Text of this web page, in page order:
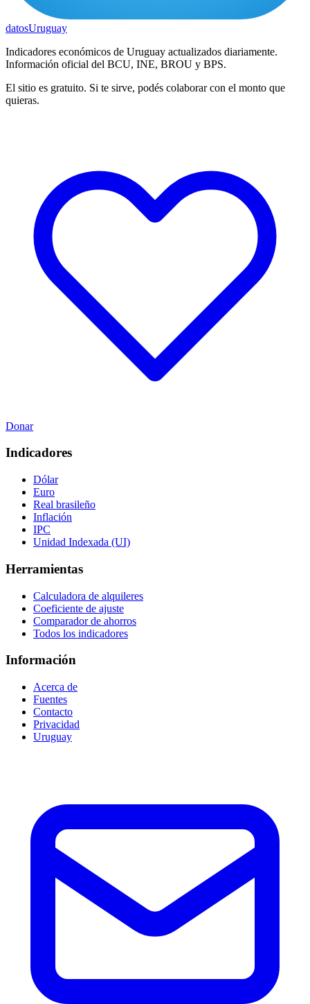
datosUruguay
Indicadores económicos de Uruguay actualizados diariamente.
Información oficial del BCU, INE, BROU y BPS.
El sitio es gratuito. Si te sirve, podés colaborar con el monto que
quieras.
Donar
Indicadores
Dólar
Euro
Real brasileño
Inflación
IPC
Unidad Indexada (UI)
Herramientas
Calculadora de alquileres
Coeficiente de ajuste
Comparador de ahorros
Todos los indicadores
Información
Acerca de
Fuentes
Contacto
Privacidad
Uruguay